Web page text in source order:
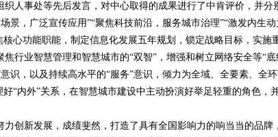
人事处等先后发言，对中心取得的成果进行了中肯评价，并分
景，广泛宣传应用”“聚焦科技前沿，服务城市治理”“激发内生
心功能职能，制定信息化发展五年规划，锁定战略目标，实施
行业智慧管理和智慧城市的“双智”，增强和树立网络安全等“
识，以及持续高水平的“服务”意识，倾力为全域、全要素、全
“内外”关系，在智慧城市建设中主动扮演好举足轻重的角色，
创新发展，成绩斐然，打造了具有全国影响力的响当当的品牌